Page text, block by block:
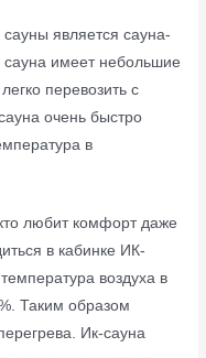
является сауна-
сауна имеет небольшие
перевозить с
очень быстро
в
любит комфорт даже
в кабинке ИК-
воздуха в
Таким образом
Ик-сауна